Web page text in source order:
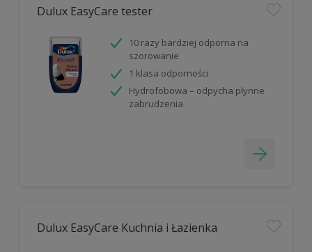
Dulux EasyCare tester
10 razy bardziej odporna na
szorowanie
1 klasa odporności
Hydrofobowa – odpycha płynne
zabrudzenia
Dulux EasyCare Kuchnia i Łazienka